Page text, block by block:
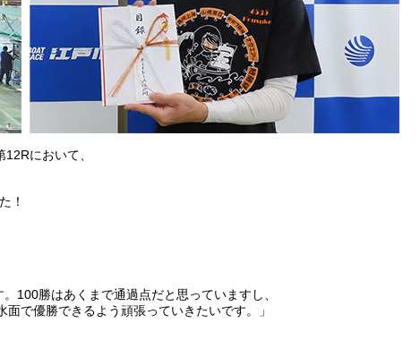
において、
！
100勝はあくまで通過点だと思っていますし、
で優勝できるよう頑張っていきたいです。」